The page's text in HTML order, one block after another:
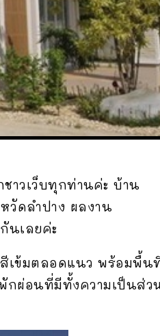
ชาวเว็บทุกท่านค่ะ บ้าน
วัดลำปาง ผลงาน
นเลยค่ะ
สีเข้มตลอดแนว พร้อมพื้น
กผ่อนที่มีทั้งความเป็นส่ว